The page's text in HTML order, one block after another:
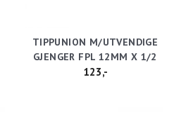
TIPPUNION M/UTVENDIGE
GJENGER FPL 12MM X 1/2
123,-